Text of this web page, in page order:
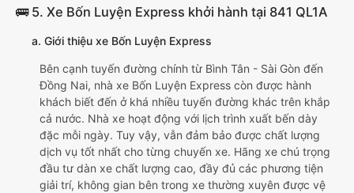
🚌 5. Xe Bốn Luyện Express khởi hành tại 841 QL1A
a. Giới thiệu xe Bốn Luyện Express
Bên cạnh tuyến đường chính từ Bình Tân - Sài Gòn đến
Đồng Nai, nhà xe Bốn Luyện Express còn được hành
khách biết đến ở khá nhiều tuyến đường khác trên khắp
cả nước. Nhà xe hoạt động với lịch trình xuất bến dày
đặc mỗi ngày. Tuy vậy, vẫn đảm bảo được chất lượng
dịch vụ tốt nhất cho từng chuyến xe. Hãng xe chú trọng
đầu tư dàn xe chất lượng cao, đầy đủ các phương tiện
giải trí, không gian bên trong xe thường xuyên được vệ